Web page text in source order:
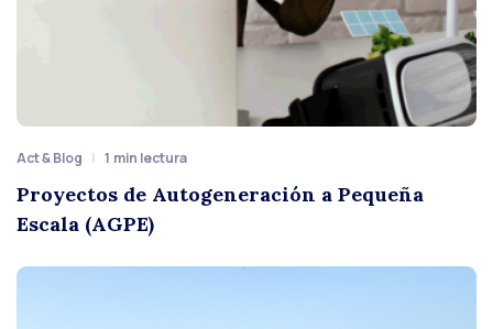
Act & Blog 1 min lectura
Proyectos de Autogeneración a Pequeña
Escala (AGPE)